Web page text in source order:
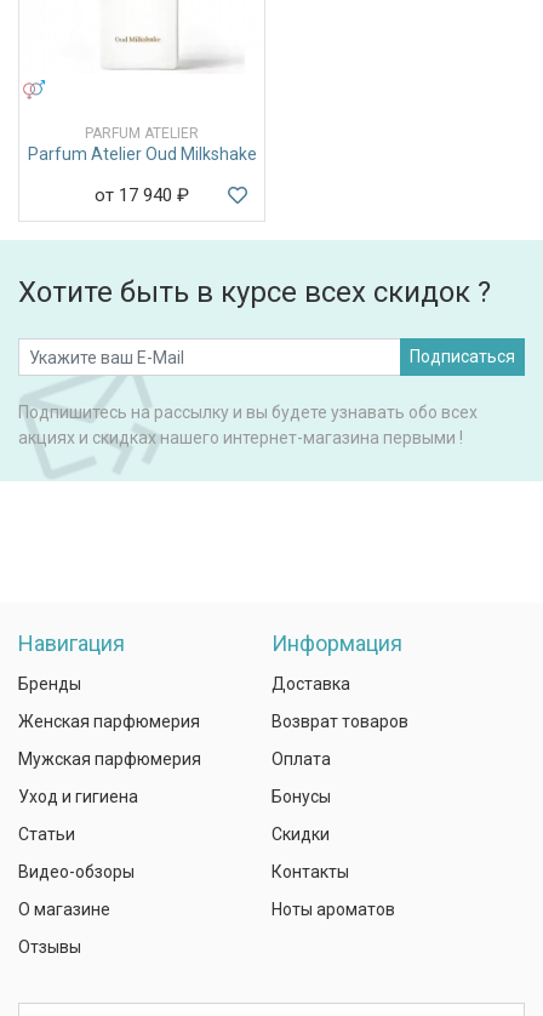
PARFUM ATELIER
Parfum Atelier Oud Milkshake
от 17 940 ₽
Хотите быть в курсе всех скидок ?
Подписаться
Подпишитесь на рассылку и вы будете узнавать обо всех
акциях и скидках нашего интернет-магазина первыми !
Навигация
Бренды
Женская парфюмерия
Мужская парфюмерия
Уход и гигиена
Статьи
Видео-обзоры
О магазине
Отзывы
Информация
Доставка
Возврат товаров
Оплата
Бонусы
Скидки
Контакты
Ноты ароматов